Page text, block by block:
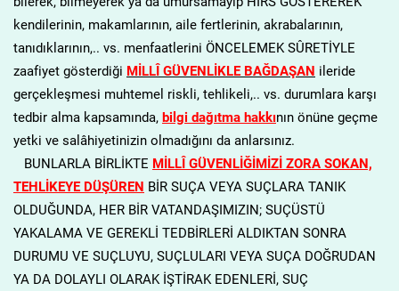
kendilerinin, makamlarının, aile fertlerinin, akrabalarının,
tanıdıklarının,.. vs. menfaatlerini ÖNCELEMEK SÛRETİYLE
zaafiyet gösterdiği MİLLÎ GÜVENLİKLE BAĞDAŞAN ileride
gerçekleşmesi muhtemel riskli, tehlikeli,.. vs. durumlara karşı
tedbir alma kapsamında, bilgi dağıtma hakkının önüne geçme
yetki ve salâhiyetinizin olmadığını da anlarsınız.
BUNLARLA BİRLİKTE MİLLÎ GÜVENLİĞİMİZİ ZORA SOKAN,
TEHLİKEYE DÜŞÜREN BİR SUÇA VEYA SUÇLARA TANIK
OLDUĞUNDA, HER BİR VATANDAŞIMIZIN; SUÇÜSTÜ
YAKALAMA VE GEREKLİ TEDBİRLERİ ALDIKTAN SONRA
DURUMU VE SUÇLUYU, SUÇLULARI VEYA SUÇA DOĞRUDAN
YA DA DOLAYLI OLARAK İŞTİRAK EDENLERİ, SUÇ